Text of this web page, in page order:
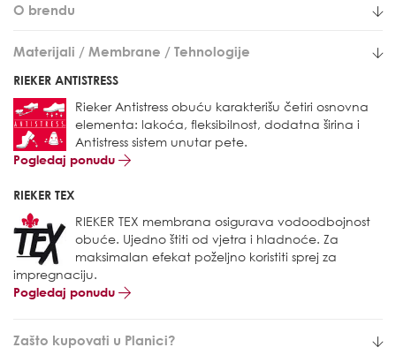
O brendu
Materijali / Membrane / Tehnologije
RIEKER ANTISTRESS
Rieker Antistress obuću karakterišu četiri osnovna
elementa: lakoća, fleksibilnost, dodatna širina i
Antistress sistem unutar pete.
Pogledaj ponudu
RIEKER TEX
RIEKER TEX membrana osigurava vodoodbojnost
obuće. Ujedno štiti od vjetra i hladnoće. Za
maksimalan efekat poželjno koristiti sprej za
impregnaciju.
Pogledaj ponudu
Zašto kupovati u Planici?